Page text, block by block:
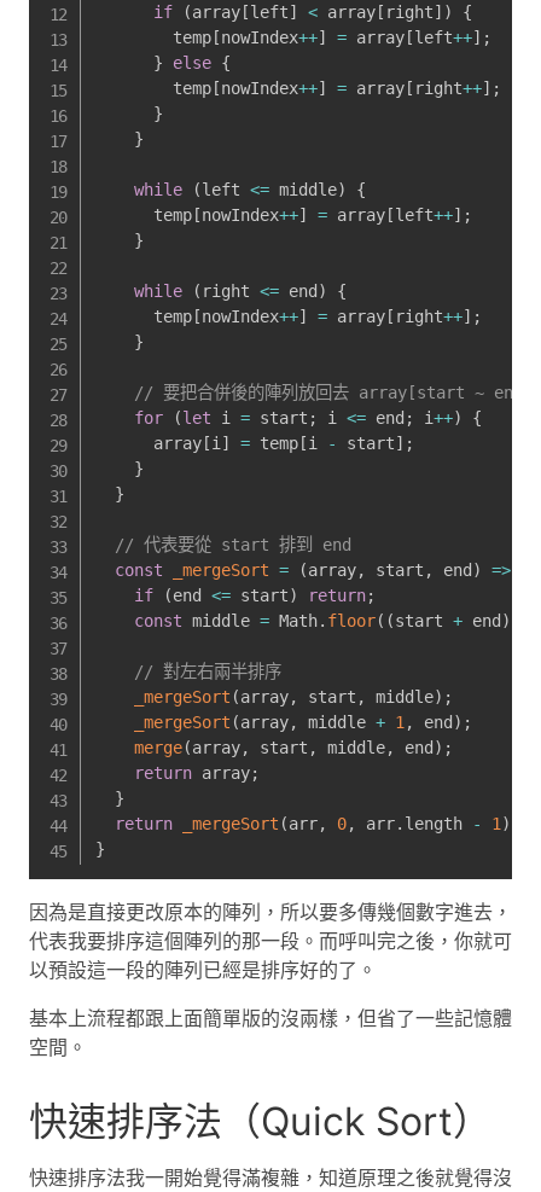
if
(array[left] < array[ right] )
{
        temp
[nowIndex++] = array[left++] ;
}
else {
        temp
[nowIndex++] = array[ right++] ;
}
}
while (left <= middle)
{
      temp
[nowIndex++] = array[left++] ;
}
while ( right <= end )
{
      temp
[nowIndex++] = array[ right++] ;
}
// 要把合併後的陣列放回去 array[start ~ end]
for
(let i = start ; i <= end ; i++)
{
      array
[i ] = temp[i - start] ;
}
}
// 代表要從 start 排到 end
const
_mergeSort = (array, start , end ) =>
if
(end <= start) return;
const middle = Math. floor( (start + end )
// 對左右兩半排序
_mergeSort (array, start , middle) ;
_mergeSort (array, middle + 1 , end ) ;
merge(array, start , middle, end ) ;
return array;
}
return
_mergeSort (arr, 0, arr. length - 1 )
}
因為是直接更改原本的陣列，所以要多傳幾個數字進去，
代表我要排序這個陣列的那一段。而呼叫完之後，你就可
以預設這一段的陣列已經是排序好的了。
基本上流程都跟上面簡單版的沒兩樣，但省了一些記憶體
空間。
快速排序法（Quick Sort）
快速排序法我一開始覺得滿複雜，知道原理之後就覺得沒